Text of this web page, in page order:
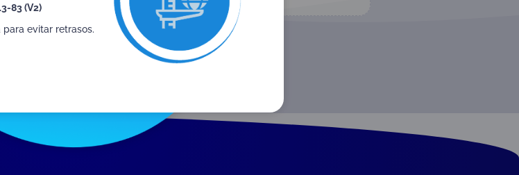
83 (V2)
evitar retrasos.